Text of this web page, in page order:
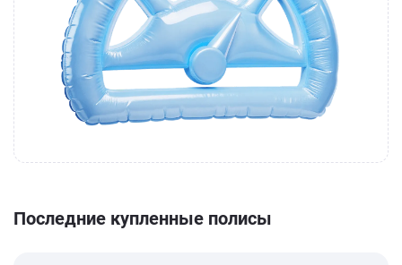
Последние купленные полисы